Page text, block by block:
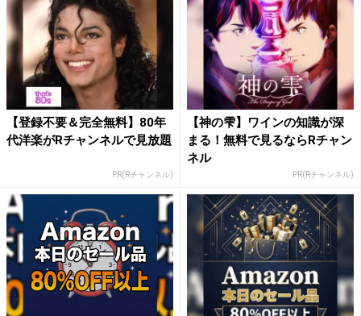
【登録不要＆完全無料】80年
代洋楽がRチャンネルで見放題
PR(Rチャンネル)
【神の雫】ワインの知識が深
まる！無料で見るならRチャン
ネル
PR(Rチャンネル)